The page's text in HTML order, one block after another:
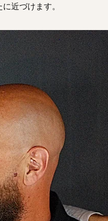
近づけます。